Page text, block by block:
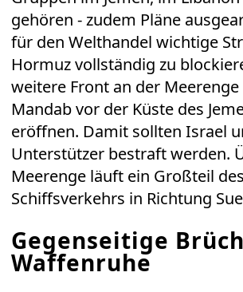
gehören - zudem Pläne
für den Welthandel wichtige
Hormuz vollständig zu
weitere Front an der Meerenge
Mandab vor der Küste des
eröffnen. Damit sollten Israel
Unterstützer bestraft werden.
Meerenge läuft ein Großteil des
Schiffsverkehrs in Richtung
Gegenseitige
Waffenruhe